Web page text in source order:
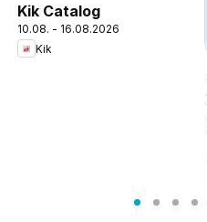
Kik Catalog
10.08. - 16.08.2026
Kik